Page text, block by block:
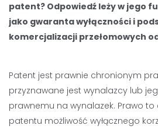
patent? Odpowiedź leży w jego
jako gwaranta wyłączności i
komercjalizacji przełomowych
Patent jest prawnie chronionym
przyznawane jest wynalazcy lub
prawnemu na wynalazek. Prawo to
patentu możliwość wyłącznego